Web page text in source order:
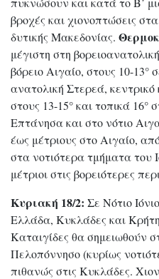
βροχές και χιονοπτώσεις
δυτικής Μακεδονίας.
μέγιστη στη
βόρειο Αιγαίο, στους 10-
ανατολική Στερεά, κεντρικό
στους 13-15° και τοπικά 16°
Επτάνησα και στο νότιο
έως μέτριους στο Αιγαίο,
στα νοτιότερα τμήματα του
μέτριοι στις βορειότερες
Κυριακή 18/2: Σε Νότιο
Ελλάδα, Κυκλάδες και
Καταιγίδες θα σημειωθούν
Πελοπόννησο (κυρίως
πιθανώς στις Κυκλάδες.